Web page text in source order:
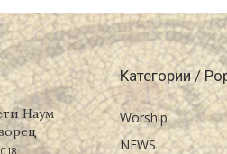
Наум
Категории /
Worship
NEWS